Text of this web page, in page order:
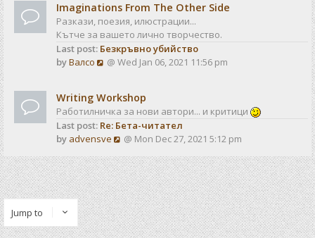
w
t
h
e
l
e
s
t
p
o
s
t
Imaginations From The Other Side
Разкази, поезия, илюстрации...
Кътче за вашето лично творчество.
Last post: Безкръвно убийство
byВалсо
V
w
t
h
e
l
a
t
e
s
t
p
@ Wed Jan 06, 2021 11:56 pm
Writing Workshop
Работилничка за нови автори... и критици
Last post: Re: Бета-читател
by advensve
V
e
w
t
h
e
l
@ Mon Dec 27, 2021 5:12 pm
Jump to